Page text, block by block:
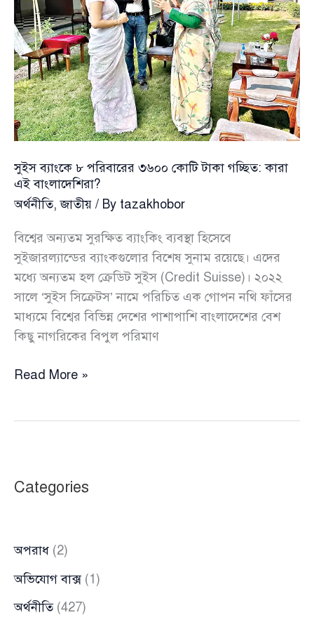
সুইস ব্যাংকে ৮ পরিবারের ৩৬০০ কোটি টাকা গচ্ছিত: কারা
এই বাংলাদেশিরা?
অর্থনীতি,জাতীয় / By tazakhobor
বিশ্বের অন্যতম সুরক্ষিত ব্যাংকিং ব্যবস্থা হিসেবে
সুইজারল্যান্ডের ব্যাংকগুলোর বিশেষ সুনাম রয়েছে। এদের
মধ্যে অন্যতম হল ক্রেডিট সুইস (Credit Suisse)। ২০২২
সালে ‘সুইস সিক্রেটস’ নামে পরিচিত এক গোপন নথি ফাঁসের
মাধ্যমে বিশ্বের বিভিন্ন দেশের পাশাপাশি বাংলাদেশের বেশ
কিছু নাগরিকের বিপুল পরিমাণ
সুইস
টাকা
এই
বাংলাদেশিরা?
Read More »
Categories
অপরাধ (2)
অভিযোগ বাক্স(1)
অর্থনীতি(427)